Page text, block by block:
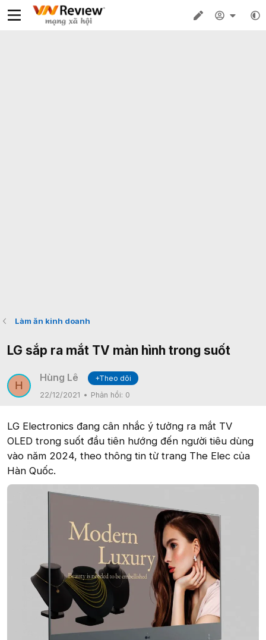
Làm ăn kinh doanh
LG sắp ra mắt TV màn hình trong suốt
H
Hùng Lê
+Theo dõi
22/12/2021
Phản hồi: 0
LG Electronics đang cân nhắc ý tưởng ra mắt TV
OLED trong suốt đầu tiên hướng đến người tiêu dùng
vào năm 2024, theo thông tin từ trang The Elec của
Hàn Quốc.